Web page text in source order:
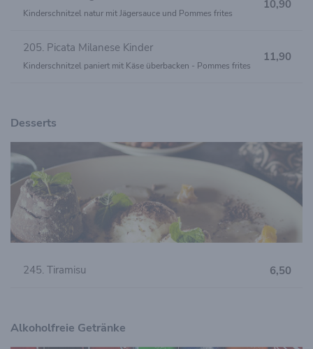
Kinderschnitzel natur mit Jägersauce und Pommes frites
10,90
205. Picata Milanese Kinder
Kinderschnitzel paniert mit Käse überbacken - Pommes frites
11,90
Desserts
245. Tiramisu 6,50
Alkoholfreie Getränke